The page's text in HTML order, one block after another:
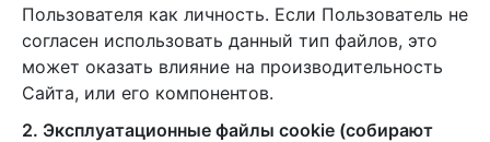
Пользователя как личность. Если Пользователь не
согласен использовать данный тип файлов, это
может оказать влияние на производительность
Сайта, или его компонентов.
2. Эксплуатационные файлы cookie (собирают